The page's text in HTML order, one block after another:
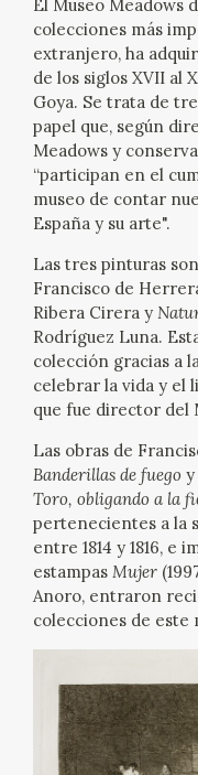
FRANCISCO DE GOYA
EL VIAJE DE GOYA
PREMIO ARAGÓN GOYA
EDICIONES
SHOP
El Museo Meadows
colecciones más
extranjero, ha
de los siglos XVII al
Goya. Se trata de
papel que, según
Meadows y
“participan en el
museo de contar
España y su arte".
Las tres pinturas son
Francisco de
Ribera Cirera y
Rodríguez Luna.
colección gracias a
celebrar la vida y el
que fue director del
Las obras de
Banderillas de fuego y
Toro, obligando a la
pertenecientes a la
entre 1814 y 1816, e
estampas Mujer
Anoro, entraron
colecciones de este